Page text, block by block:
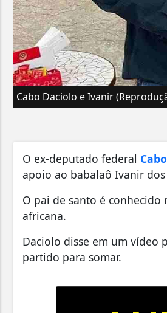
Cabo Daciolo e Ivanir
O ex-deputado federal
apoio ao babalaô Ivanir
O pai de santo é
africana.
Daciolo disse em um vídeo
partido para somar.